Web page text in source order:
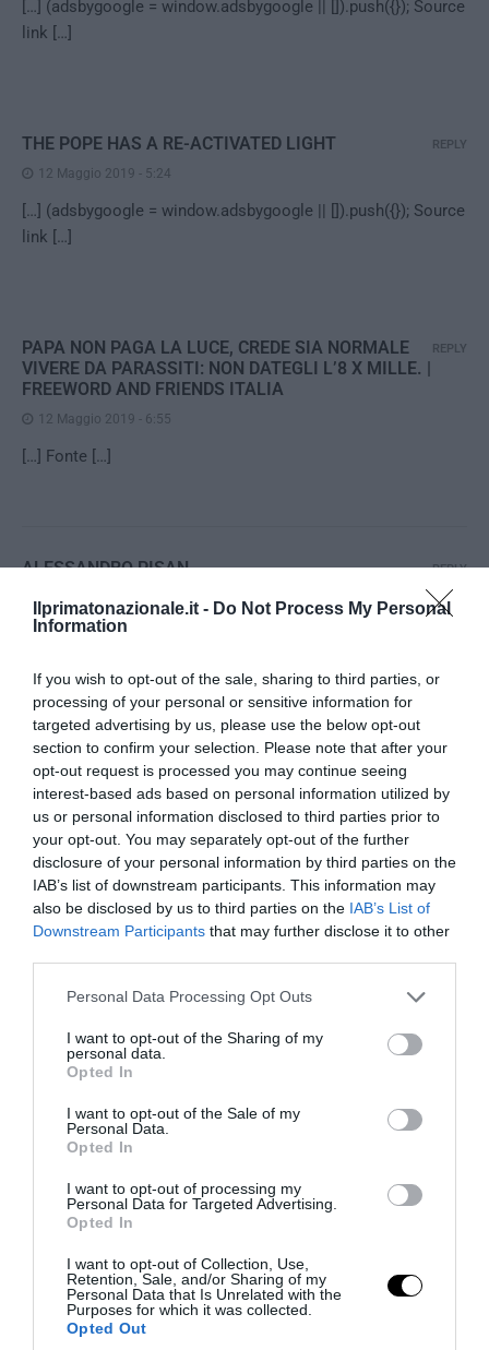
Ilprimatonazionale.it - Do Not Process My Personal
Information
If you wish to opt-out of the sale, sharing to third parties, or
processing of your personal or sensitive information for
targeted advertising by us, please use the below opt-out
section to confirm your selection. Please note that after your
opt-out request is processed you may continue seeing
interest-based ads based on personal information utilized by
us or personal information disclosed to third parties prior to
your opt-out. You may separately opt-out of the further
disclosure of your personal information by third parties on the
IAB’s list of downstream participants. This information may
also be disclosed by us to third parties on the IAB’s List of
Downstream Participants that may further disclose it to other
Please note that this website/app uses one or more Google
not limited to your visit or usage behaviour. You may click to
grant or deny consent to Google and its third-party tags to
use your data for below specified purposes in below Google
consent section.
Personal Data Processing Opt Outs
I want to opt-out of the Sharing of my
personal data.
Opted In
I want to opt-out of the Sale of my
Personal Data.
Opted In
I want to opt-out of processing my
Personal Data for Targeted Advertising.
Opted In
I want to opt-out of Collection, Use,
Retention, Sale, and/or Sharing of my
Personal Data that Is Unrelated with the
Purposes for which it was collected.
Opted Out
[…] (adsbygoogle = window.adsbygoogle || []).push({}); Source
link […]
THE POPE HAS A RE-ACTIVATED LIGHT
12 Maggio 2019 - 5:24
[…] (adsbygoogle = window.adsbygoogle || []).push({}); Source
link […]
REPLY
PAPA NON PAGA LA LUCE, CREDE SIA NORMALE
VIVERE DA PARASSITI: NON DATEGLI L’8 X MILLE. |
FREEWORD AND FRIENDS ITALIA
12 Maggio 2019 - 6:55
[…] Fonte […]
REPLY
ALESSANDRO PISAN
12 Maggio 2019 - 7:21
Nessuno ha pagato gli arretrati, il “buon cristiano” ha
sarà presentato un esposto in procura contro ignoti.
Intanto i soldi ce li mettono gli altri clienti di Hera (se c’è un
ammanco alla fine si spalma sulle bollette di tutti i clienti e
come al solito “son buoni tutti a fare i froci col culo degli
altri”).
REPLY
MARCO FERRO
12 Maggio 2019 - 8:40
cadauno in meno di 6 anni. Con un minimo di buona volontà,
non sarebbero in questa situazione. Le famiglie di via
Napoleone III pagano regolarmente ogni bolletta, per quanto
ANDREA PUDDU
Marco Ferro, 700 euro a testa, e se una famiglia ha 4 figli,
deve portare fuori 4200 euro? La luce si paga in base ai
consumi, non a testa